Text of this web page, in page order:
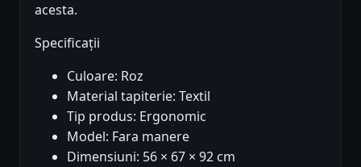
acesta.
Specificații
Culoare: Roz
Material tapiterie: Textil
Tip produs: Ergonomic
Model: Fara manere
Dimensiuni: 56 × 67 × 92 cm